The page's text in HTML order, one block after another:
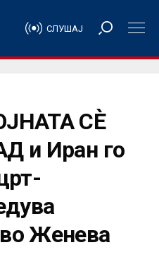
СЛУШАЈ
СÈ
и Иран го
Женева